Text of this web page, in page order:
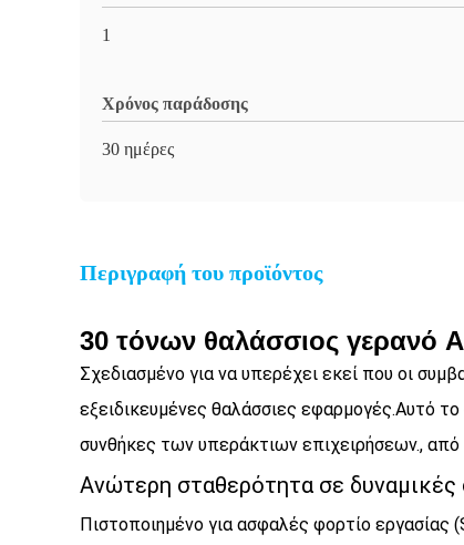
1
Χρόνος παράδοσης
30 ημέρες
Περιγραφή του προϊόντος
30 τόνων θαλάσσιος γερανό
Σχεδιασμένο για να υπερέχει εκεί που οι
εξειδικευμένες θαλάσσιες εφαρμογές.Αυτό
συνθήκες των υπεράκτιων επιχειρήσεων.,
Ανώτερη σταθερότητα σε δυναμικές
Πιστοποιημένο για ασφαλές φορτίο εργασίας